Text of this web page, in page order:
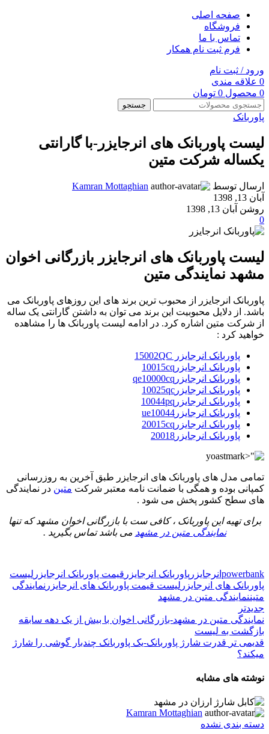
صفحه اصلی
فروشگاه
تماس با ما
فرم ثبت نام همکار
ورود / ثبت نام
0 علاقه مندی
0 محصول 0 تومان
جستجو
پاوربانک
لیست پاوربانک های انرجایزر-با گارانتی
یکساله شرکت متین
ارسال توسط
Kamran Mottaghian
آبان 13, 1398
روشن آبان 13, 1398
0
لیست پاوربانک های انرجایزر بازرگانی اخوان
مشهد نمایندگی متین
پاوربانک انرجایزر از محبوب ترین برند های این روزهای پاوربانک می
باشد. از دلایل محبوبیت این برند می توان به داشتن گارانتی یک ساله
از شرکت متین اشاره کرد. در ادامه لیست پاوربانک ها را مشاهده
خواهید کرد :
پاوربانک انرجایزر 15002QC
پاوربانک انرجایزر10015cq
پاوربانک انرجایزرqe10000cq
پاوربانک انرجایزر10025qc
پاوربانک انرجایزر10044pq
پاوربانک انرجایزرue10044
پاوربانک انرجایزر20015cq
پاوربانک انرجایزر20018
تمامی مدل های پاوربانک های انرجایزر طبق آخرین به روزرسانی
کمپانی بوده و همگی با ضمانت نامه معتبر شرکت متین در نمایندگی
های سطح کشور پخش می شود .
برای تهیه این پاوربانک ، کافی ست با بازرگانی اخوان مشهد که تنها
نمایندگی متین در مشهد می باشد تماس بگیرید .
powerbank انرجایزر پاوربانک انرجایزر قیمت پاوربانک انرجایزر لیست
پاوربانک های انرجایزر لیست قیمت پاوربانک های انرجایزر نمایندگی
متیننمایندگی متین در مشهد
جدیدتر
نمایندگی متین در مشهد-بازرگانی اخوان با بیش از یک دهه سابقه
بازگشت به لیست
قدیمی تر قدرت شارژ پاوربانک-یک پاوربانک چندبار گوشی را شارژ
میکند؟
نوشته های مشابه
Kamran Mottaghian
دسته بندی نشده